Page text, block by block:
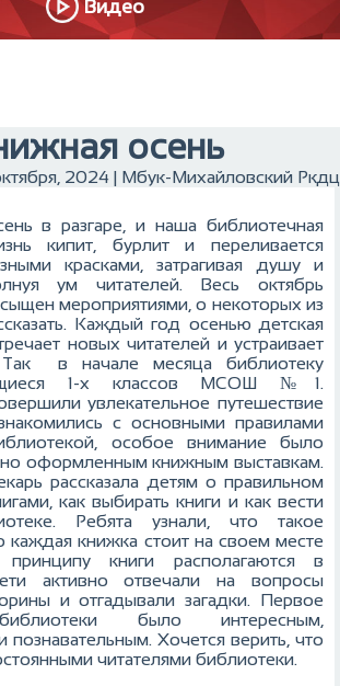
Видео
осень
2024 | Мбук-Михайловский Ркдц
в разгаре, и наша библиотечная
кипит, бурлит и переливается
красками, затрагивая душу и
ум читателей. Весь октябрь
мероприятиями, о некоторых из
Каждый год осенью детская
новых читателей и устраивает
Так в начале месяца библиотеку
1-х классов МСОШ №1.
увлекательное путешествие
с основными правилами
особое внимание было
оформленным книжным выставкам.
рассказала детям о правильном
как выбирать книги и как вести
Ребята узнали, что такое
каждая книжка стоит на своем месте
книги располагаются в
активно отвечали на вопросы
и отгадывали загадки. Первое
было интересным,
познавательным. Хочется верить, что
читателями библиотеки.